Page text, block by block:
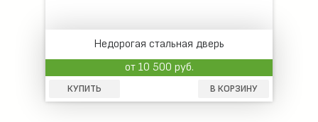
Недорогая стальная дверь
от 10 500 руб.
КУПИТЬ В КОРЗИНУ